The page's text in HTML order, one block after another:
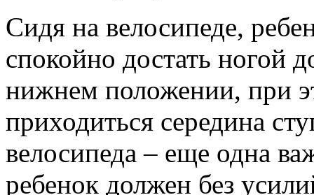
Сидя на велосипеде,
спокойно достать ногой
нижнем положении, при
приходиться середина
велосипеда – еще одна
ребенок должен без